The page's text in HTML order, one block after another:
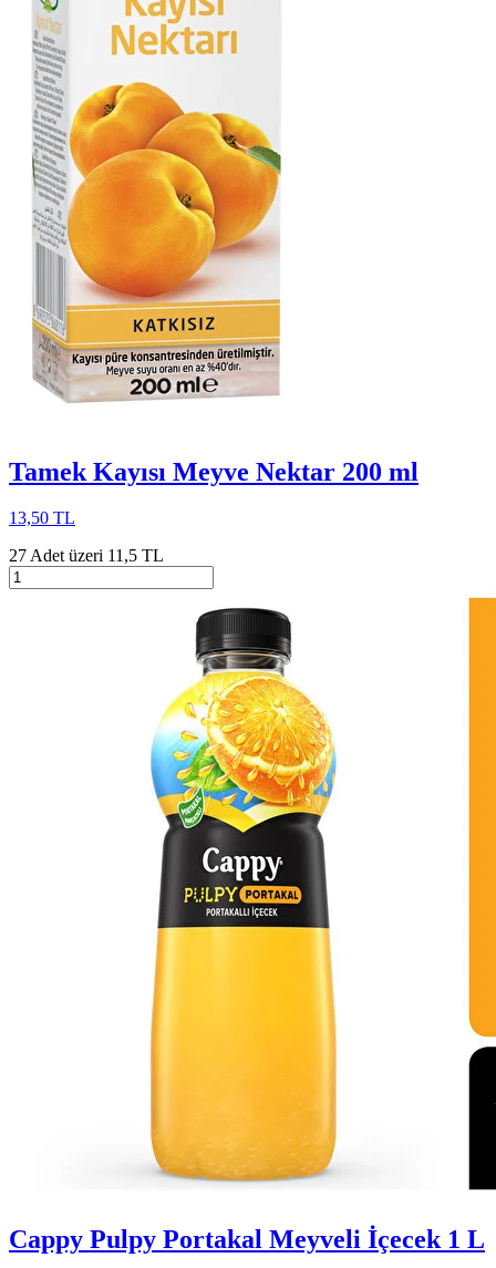
Tamek Kayısı Meyve Nektar 200 ml
13,50 TL
27 Adet üzeri 11,5 TL
Cappy Pulpy Portakal Meyveli İçecek 1 L